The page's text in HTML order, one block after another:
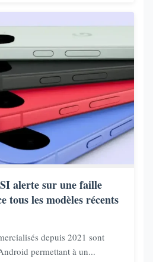
alerte sur une faille
tous les modèles récents
depuis 2021 sont
permettant à un...